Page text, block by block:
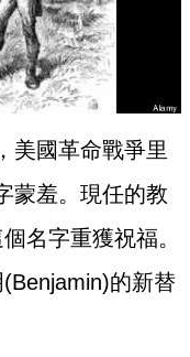
美國革命戰爭里
蒙羞。現任的教
名字重獲祝福。
的新替